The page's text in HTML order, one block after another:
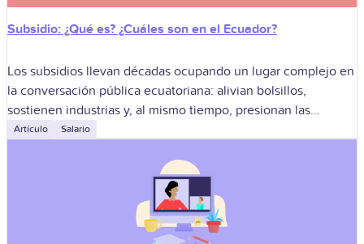
Subsidio: ¿Qué es? ¿Cuáles son en el Ecuador?
Los subsidios llevan décadas ocupando un lugar complejo en
la conversación pública ecuatoriana: alivian bolsillos,
sostienen industrias y, al mismo tiempo, presionan las
finanzas estatales. Para los equipos de RR.
Artículo Salario